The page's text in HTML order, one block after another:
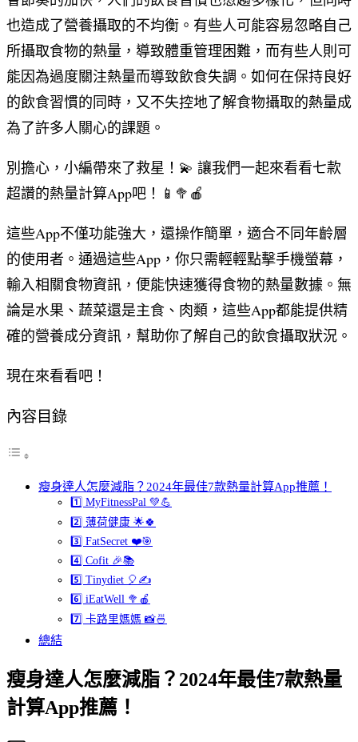
也造成了營養攝取的不均衡。有些人可能容易忽略自己
所攝取食物的熱量，導致體重管理困難，而有些人則可
能因為過度關注熱量而導致飲食失調。如何在保持良好
的飲食習慣的同時，又不失控地了解食物攝取的熱量成
為了許多人關心的課題。
別擔心，小編帶來了救星！💫 讓我們一起來看看七款
超讚的熱量計算App吧！📱🥦🍎
這些App不僅功能強大，還操作簡單，適合不同年齡層
的使用者。通過這些App，你只需輕輕點擊手機螢幕，
輸入相關食物資訊，便能快速獲得食物的熱量數據。無
論是水果、蔬菜還是主食、肉類，這些App都能提供精
確的營養成分資訊，幫助你了解自己的飲食攝取狀況。
現在來看看吧！
內容目錄
瘦身達人怎麼減脂？2024年最佳7款熱量計算App推薦！
1️⃣ MyFitnessPal 💚💪
2️⃣ 薄荷健康 🌟🍀
3️⃣ FatSecret ❤️🎯
4️⃣ Cofit 🎉📚
5️⃣ Tinydiet 🎈✍️
6️⃣ iEatWell 🥦🍎
7️⃣ 卡路里媽媽 📸🍜
總結
瘦身達人怎麼減脂？2024年最佳7款熱量
計算App推薦！